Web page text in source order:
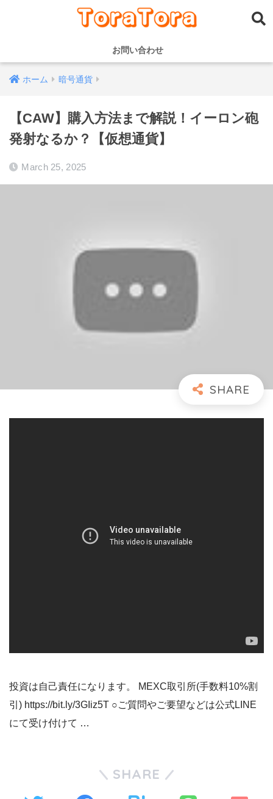
お問い合わせ
ホーム 暗号通貨
【CAW】購入方法まで解説！イーロン砲
発射なるか？【仮想通貨】
March 25, 2025
投資は自己責任になります。 MEXC取引所(手数料10%割
引) https://bit.ly/3GIiz5T ○ご質問やご要望などは公式LINE
にて受け付けて …
SHARE